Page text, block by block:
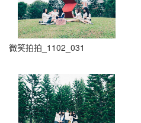
微笑拍拍_1102_031